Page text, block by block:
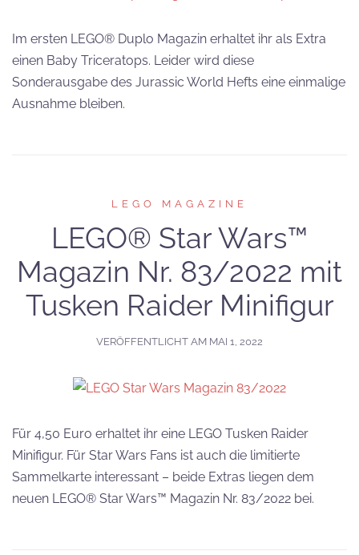
Im ersten LEGO® Duplo Magazin erhaltet ihr als Extra
einen Baby Triceratops. Leider wird diese
Sonderausgabe des Jurassic World Hefts eine einmalige
Ausnahme bleiben.
LEGO MAGAZINE
LEGO® Star Wars™
Magazin Nr. 83/2022 mit
Tusken Raider Minifigur
VERÖFFENTLICHT AM MAI 1, 2022
Für 4,50 Euro erhaltet ihr eine LEGO Tusken Raider
Minifigur. Für Star Wars Fans ist auch die limitierte
Sammelkarte interessant – beide Extras liegen dem
neuen LEGO® Star Wars™ Magazin Nr. 83/2022 bei.